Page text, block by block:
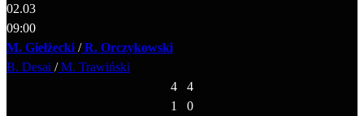
02.03
09:00
M. Giełżecki /R. Orczykowski
B. Desai /M. Trawiński
4
4
1
0